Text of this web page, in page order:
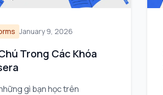
January 9, 2026
Trong Các Khóa
gì bạn học trên